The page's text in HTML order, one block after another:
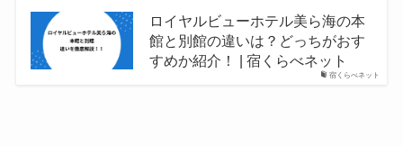
宿くらべネット
ロイヤルビューホテル美ら海の本
館と別館の違いは？どっちがおす
すめか紹介！ | 宿くらべネット